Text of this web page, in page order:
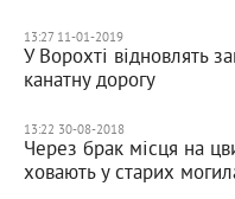
13:27 11-01-2019
У Ворохті відновлять
канатну дорогу
13:22 30-08-2018
Через брак місця на
ховають у старих